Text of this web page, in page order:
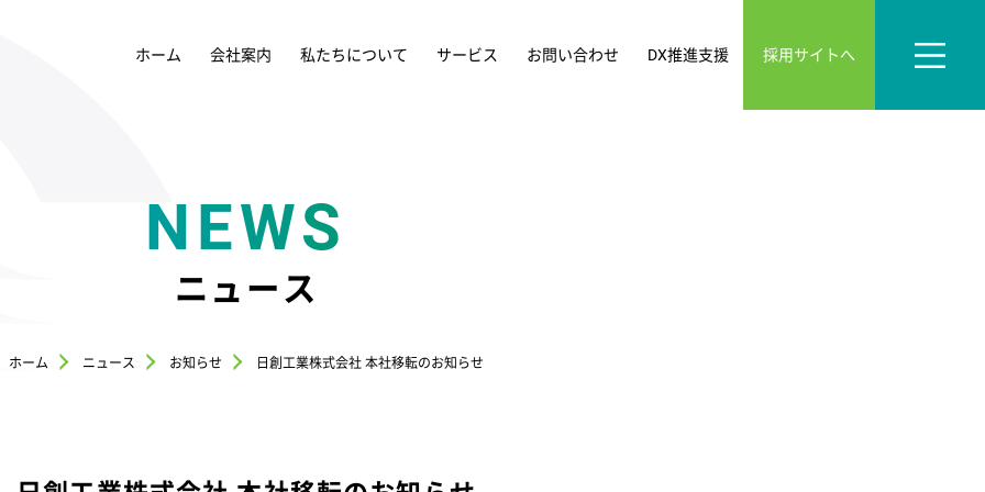
ホーム 会社案内 私たちについて サービス お問い合わせ DX推進支援 採用サイトへ
NEWS
ニュース
ホーム ニュース お知らせ 日創工業株式会社 本社移転のお知らせ